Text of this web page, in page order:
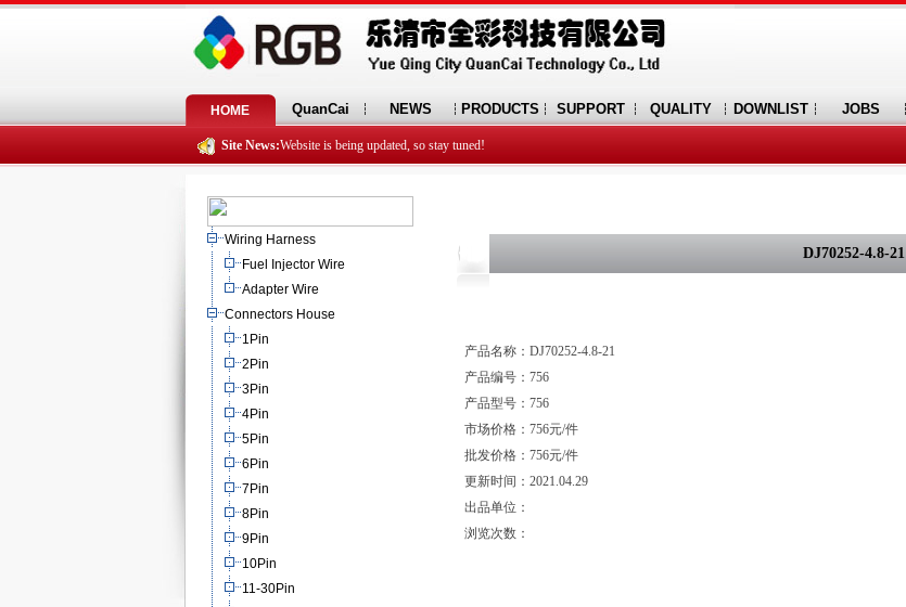
HOME QuanCai NEWS PRODUCTS SUPPORT QUALITY DOWNLIST JOBS
Site News:Website is being updated, so stay tuned!
Wiring Harness
Fuel Injector Wire
Adapter Wire
Connectors House
1Pin
2Pin
3Pin
4Pin
5Pin
6Pin
7Pin
8Pin
9Pin
10Pin
11-30Pin
DJ70252-4.8-21
产品名称：DJ70252-4.8-21
产品编号：756
产品型号：756
市场价格：756元/件
批发价格：756元/件
更新时间：2021.04.29
出品单位：
浏览次数：